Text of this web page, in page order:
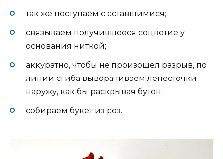
так же поступаем с оставшимися;
связываем получившееся соцветие у
основания ниткой;
аккуратно, чтобы не произошел разрыв, по
линии сгиба выворачиваем лепесточки
наружу, как бы раскрывая бутон;
собираем букет из роз.